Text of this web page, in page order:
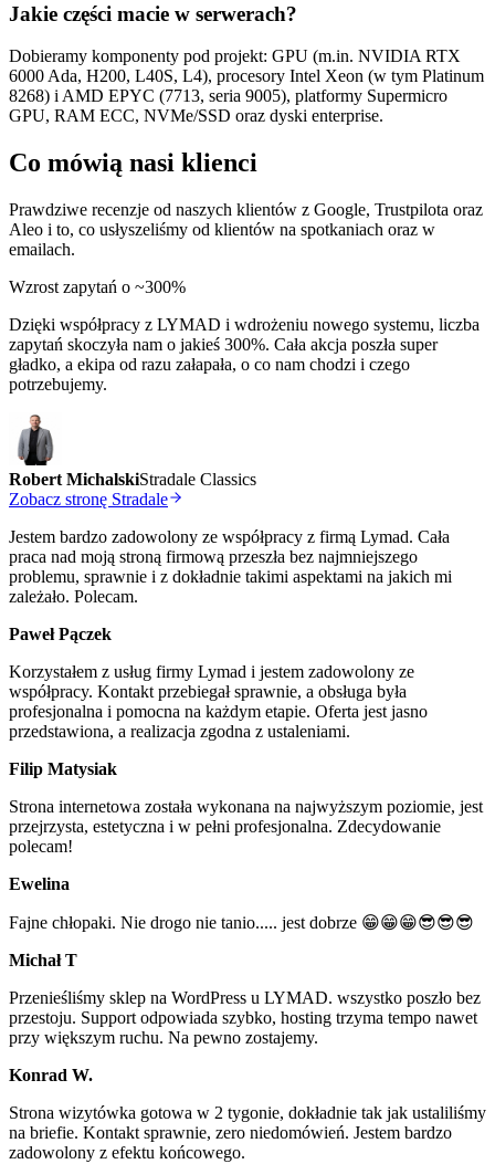
Jakie części macie w serwerach?
Dobieramy komponenty pod projekt: GPU (m.in. NVIDIA RTX
6000 Ada, H200, L40S, L4), procesory Intel Xeon (w tym Platinum
8268) i AMD EPYC (7713, seria 9005), platformy Supermicro
GPU, RAM ECC, NVMe/SSD oraz dyski enterprise.
Co mówią nasi klienci
Prawdziwe recenzje od naszych klientów z Google, Trustpilota oraz
Aleo i to, co usłyszeliśmy od klientów na spotkaniach oraz w
emailach.
Wzrost zapytań o ~300%
Dzięki współpracy z LYMAD i wdrożeniu nowego systemu, liczba
zapytań skoczyła nam o jakieś 300%. Cała akcja poszła super
gładko, a ekipa od razu załapała, o co nam chodzi i czego
potrzebujemy.
Robert MichalskiStradale Classics
Zobacz stronę Stradale
Jestem bardzo zadowolony ze współpracy z firmą Lymad. Cała
praca nad moją stroną firmową przeszła bez najmniejszego
problemu, sprawnie i z dokładnie takimi aspektami na jakich mi
zależało. Polecam.
Paweł Pączek
Korzystałem z usług firmy Lymad i jestem zadowolony ze
współpracy. Kontakt przebiegał sprawnie, a obsługa była
profesjonalna i pomocna na każdym etapie. Oferta jest jasno
przedstawiona, a realizacja zgodna z ustaleniami.
Filip Matysiak
Strona internetowa została wykonana na najwyższym poziomie, jest
przejrzysta, estetyczna i w pełni profesjonalna. Zdecydowanie
polecam!
Ewelina
Fajne chłopaki. Nie drogo nie tanio..... jest dobrze 😁😁😁😎😎😎
Michał T
Przenieśliśmy sklep na WordPress u LYMAD. wszystko poszło bez
przestoju. Support odpowiada szybko, hosting trzyma tempo nawet
przy większym ruchu. Na pewno zostajemy.
Konrad W.
Strona wizytówka gotowa w 2 tygonie, dokładnie tak jak ustaliliśmy
na briefie. Kontakt sprawnie, zero niedomówień. Jestem bardzo
zadowolony z efektu końcowego.